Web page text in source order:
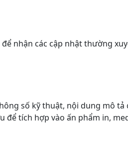
để nhận các cập nhật thường
số kỹ thuật, nội dung mô
tích hợp vào ấn phẩm in,